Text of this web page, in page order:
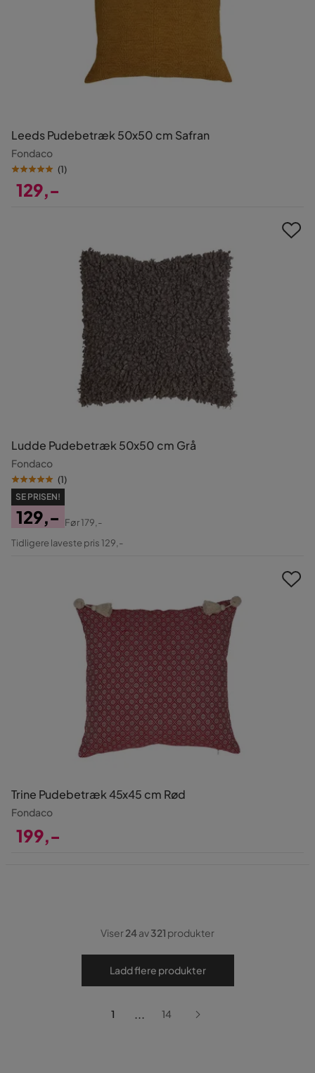
Leeds Pudebetræk 50x50 cm Safran
Fondaco
(1)
129,-
Ludde Pudebetræk 50x50 cm Grå
Fondaco
(1)
SE PRISEN!
Pris
129,-
Original
Før179,-
Tidligere laveste pris 129,-
Trine Pudebetræk 45x45 cm Rød
Fondaco
199,-
Viser24av321 produkter
Ladd flere produkter
1 ... 14